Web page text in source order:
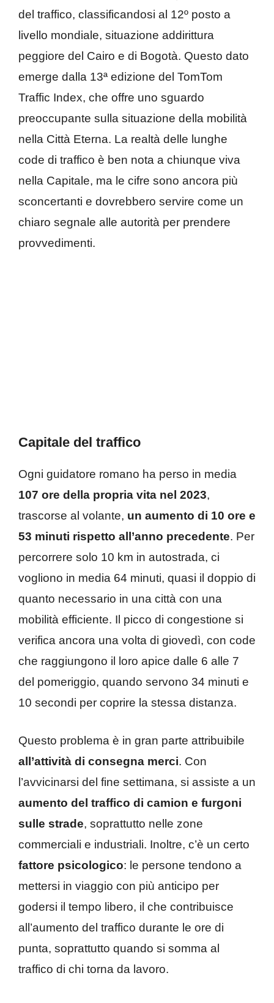
del traffico, classificandosi al 12º posto a
livello mondiale, situazione addirittura
peggiore del Cairo e di Bogotà. Questo dato
emerge dalla 13ª edizione del TomTom
Traffic Index, che offre uno sguardo
preoccupante sulla situazione della mobilità
nella Città Eterna. La realtà delle lunghe
code di traffico è ben nota a chiunque viva
nella Capitale, ma le cifre sono ancora più
sconcertanti e dovrebbero servire come un
chiaro segnale alle autorità per prendere
provvedimenti.
Capitale del traffico
Ogni guidatore romano ha perso in media
107 ore della propria vita nel 2023,
trascorse al volante, un aumento di 10 ore e
53 minuti rispetto all’anno precedente. Per
percorrere solo 10 km in autostrada, ci
vogliono in media 64 minuti, quasi il doppio di
quanto necessario in una città con una
mobilità efficiente. Il picco di congestione si
verifica ancora una volta di giovedì, con code
che raggiungono il loro apice dalle 6 alle 7
del pomeriggio, quando servono 34 minuti e
10 secondi per coprire la stessa distanza.
Questo problema è in gran parte attribuibile
all’attività di consegna merci. Con
l’avvicinarsi del fine settimana, si assiste a un
aumento del traffico di camion e furgoni
sulle strade, soprattutto nelle zone
commerciali e industriali. Inoltre, c’è un certo
fattore psicologico: le persone tendono a
mettersi in viaggio con più anticipo per
godersi il tempo libero, il che contribuisce
all’aumento del traffico durante le ore di
punta, soprattutto quando si somma al
traffico di chi torna da lavoro.